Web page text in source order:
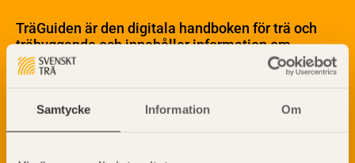
Samtycke Information Om
Skogsbruk
Barrträdets uppbyggnad
Träets egenskaper och kvalitet
Träbaserade produkter
TräGuiden är den digitala handboken för trä och
träbyggande och innehåller information om
materialet trä samt instruktioner för byggande
med trä.